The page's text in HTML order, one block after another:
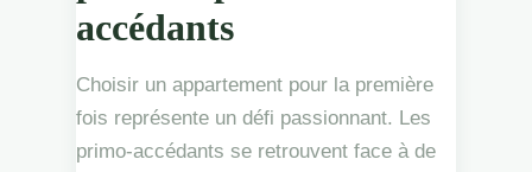
accédants
Choisir un appartement pour la première
fois représente un défi passionnant. Les
primo-accédants se retrouvent face à de